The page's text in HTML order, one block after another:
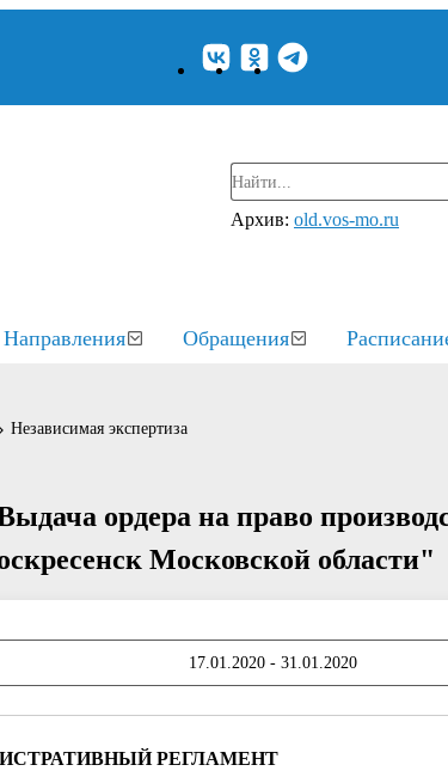
Архив: old.vos-mo.ru
Направления Обращения
Независимая экспертиза
ордера на право
Московской области"
17.01.2020 - 31.01.2020
РЕГЛАМЕНТ